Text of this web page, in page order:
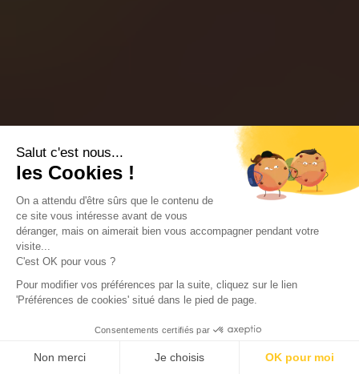
Salut c'est nous...
les Cookies !
On a attendu d'être sûrs que le contenu de
ce site vous intéresse avant de vous
déranger, mais on aimerait bien vous accompagner pendant votre
visite...
C'est OK pour vous ?
Pour modifier vos préférences par la suite, cliquez sur le lien
'Préférences de cookies' situé dans le pied de page.
Consentements certifiés par
Non merci Je choisis OK pour moi